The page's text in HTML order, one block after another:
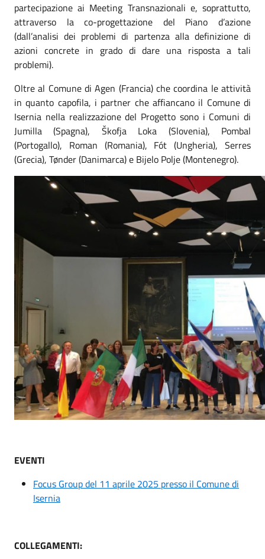
partecipazione ai Meeting Transnazionali e, soprattutto,
attraverso la co-progettazione del Piano d’azione
(dall’analisi dei problemi di partenza alla definizione di
azioni concrete in grado di dare una risposta a tali
problemi).
Oltre al Comune di Agen (Francia) che coordina le attività
in quanto capofila, i partner che affiancano il Comune di
Isernia nella realizzazione del Progetto sono i Comuni di
Jumilla (Spagna), Škofja Loka (Slovenia), Pombal
(Portogallo), Roman (Romania), Fót (Ungheria), Serres
(Grecia), Tønder (Danimarca) e Bijelo Polje (Montenegro).
EVENTI
Focus Group del 11 aprile 2025 presso il Comune di
Isernia
COLLEGAMENTI: